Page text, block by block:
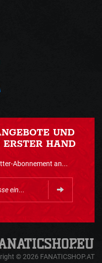
UND
HAND
Abonnement an...
© 2026 FANATICSHOP.AT